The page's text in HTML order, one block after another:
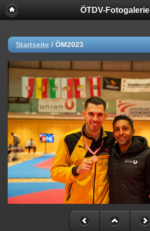
ÖTDV-Fotogalerie
Startseite / ÖM2023